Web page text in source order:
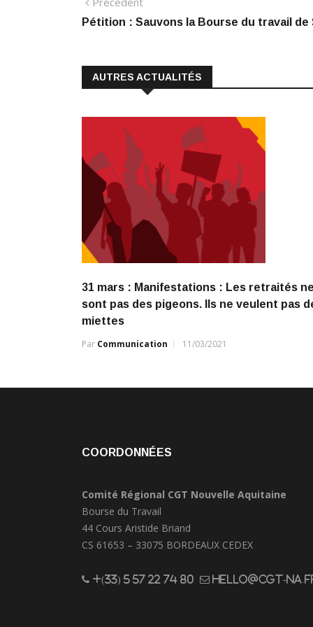
e
b
o
k
e
n
at
s
p
ai
l
p
y
de
précédent
Pétition : Sauvons la Bourse du travail de
AUTRES ACTUALITÉS
31 mars : Manifestations : Les retraités ne
sont pas des pigeons. Ils ne veulent pas
miettes
Par Communication 11/03/2021
COORDONNÉES
Comité Régional CGT Nouvelle Aquitaine
Bourse du Travail
44 Cours Aristide Briand
CS 61653 – 33075 BORDEAUX CEDEX
+(33) 5 57 22 74 80 hello@cgt-